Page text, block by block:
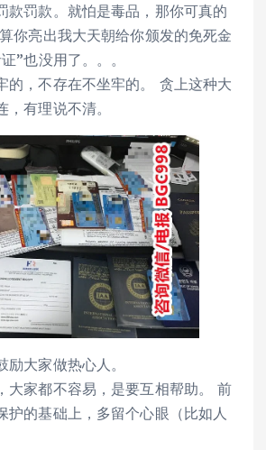
款罚款。就怕是毒品，那你可真的
你亮出我大天朝给你颁发的免死金
”也没用了。。。
的，不存在不坐牢的。 贪上这种大
有理说不清。
大家做热心人。
大家都不容易，是要互相帮助。 前
护的基础上，多留个心眼（比如人